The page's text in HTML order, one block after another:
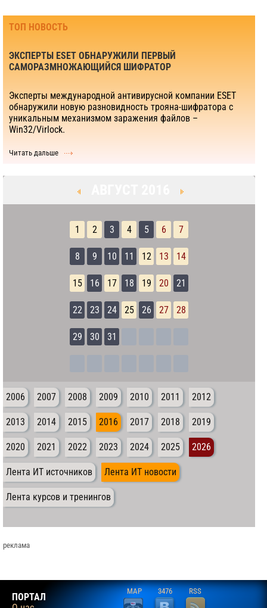
ТОП НОВОСТЬ
ЭКСПЕРТЫ ESET ОБНАРУЖИЛИ ПЕРВЫЙ
САМОРАЗМНОЖАЮЩИЙСЯ ШИФРАТОР
Эксперты международной антивирусной компании ESET
обнаружили новую разновидность трояна-шифратора с
уникальным механизмом заражения файлов –
Win32/Virlock.
Читать дальше
1 2 3 4 5 6 7
8 9 10 11 12 13 14
15 16 17 18 19 20 21
22 23 24 25 26 27 28
29 30 31
2006 2007 2008 2009 2010 2011 2012
2013 2014 2015 2016 2017 2018 2019
2020 2021 2022 2023 2024 2025 2026
Лента ИТ источников Лента ИТ новости
Лента курсов и тренингов
реклама
ПОРТАЛ
MAP 3476 RSS